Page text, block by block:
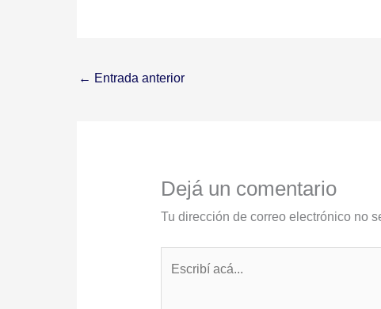
← Entrada anterior
Dejá un comentario
Tu dirección de correo electrónico no